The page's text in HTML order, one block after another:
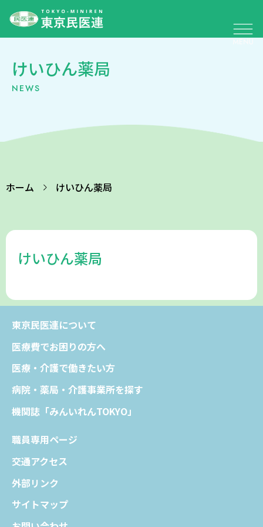
けいひん薬局
NEWS
ホーム けいひん薬局
けいひん薬局
東京民医連について
医療費でお困りの方へ
医療・介護で働きたい方
病院・薬局・介護事業所を探す
機関誌「みんいれんTOKYO」
職員専用ページ
交通アクセス
外部リンク
サイトマップ